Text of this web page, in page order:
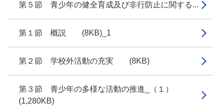
第５節 青少年の健全育成及び非行防止に関する...
第１節 概説 (8KB)_1
第２節 学校外活動の充実 (8KB)
第３節 青少年の多様な活動の推進_（１）
(1,280KB)